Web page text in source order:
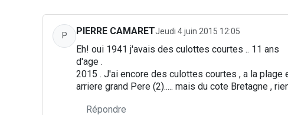
P PIERRE CAMARETJeudi 4 juin 2015 12:05
Eh! oui 1941 j'avais des culottes courtes .. 11 ans
d'age .
2015 . J'ai encore des culottes courtes , a la plage
arriere grand Pere (2)..... mais du cote Bretagne ,
Répondre